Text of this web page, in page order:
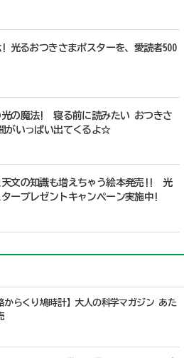
! 光るおつきさまポスターを、愛読者500
の魔法! 寝る前に読みたい おつきさ
がいっぱい出てくるよ☆
天文の知識も増えちゃう絵本発売!! 光
ープレゼントキャンペーン実施中!
からくり鳩時計】大人の科学マガジン あた